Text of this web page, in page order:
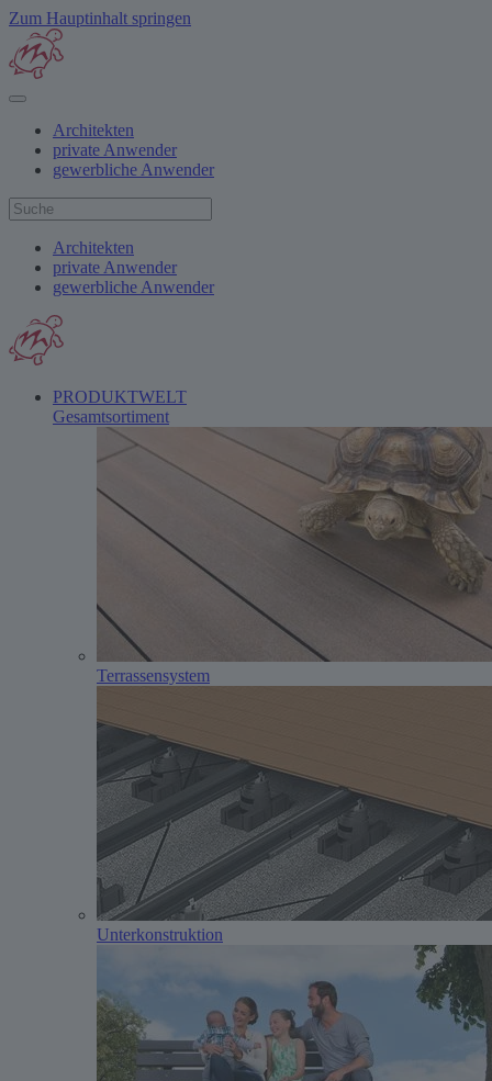
Zum Hauptinhalt springen
Architekten
private Anwender
gewerbliche Anwender
Architekten
private Anwender
gewerbliche Anwender
PRODUKTWELT
Gesamtsortiment
Terrassensystem
Unterkonstruktion